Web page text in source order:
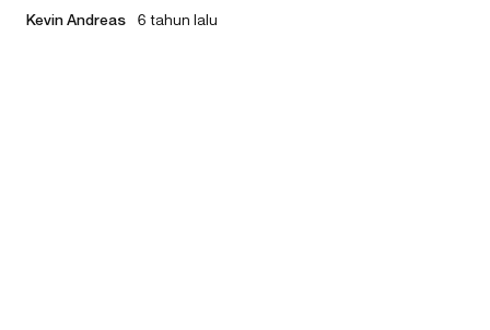
Kevin Andreas 6 tahun lalu